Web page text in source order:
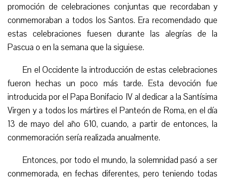
promoción de celebraciones conjuntas que recordaban y
conmemoraban a todos los Santos. Era recomendado que
estas celebraciones fuesen durante las alegrías de la
Pascua o en la semana que la siguiese.
En el Occidente la introducción de estas celebraciones
fueron hechas un poco más tarde. Esta devoción fue
introducida por el Papa Bonifacio IV al dedicar a la Santísima
Virgen y a todos los mártires el Panteón de Roma, en el día
13 de mayo del año 610, cuando, a partir de entonces, la
conmemoración sería realizada anualmente.
Entonces, por todo el mundo, la solemnidad pasó a ser
conmemorada, en fechas diferentes, pero teniendo todas